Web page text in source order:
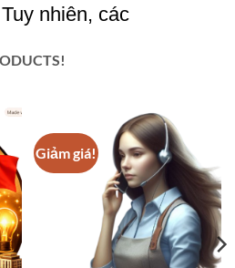
nhiên, các
Giảm giá!